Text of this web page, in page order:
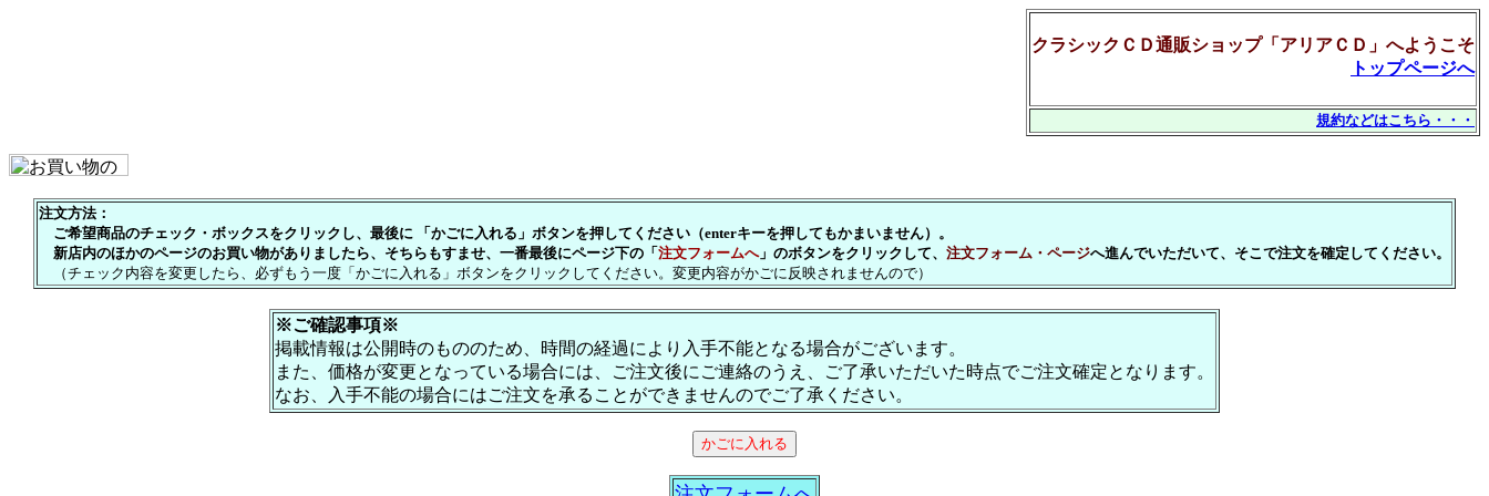
クラシックＣＤ通販ショップ「アリアＣＤ」へようこそ
トップページへ
規約などはこちら・・・
注文方法：
ご希望商品のチェック・ボックスをクリックし、最後に 「かごに入れる」ボタンを押してください（enterキーを押してもかまいません）。
新店内のほかのページのお買い物がありましたら、そちらもすませ、一番最後にページ下の「 注文フォームへ」のボタンをクリックして、 注文フォーム・ページへ進んでいただいて、そこで注文を確定してください。
（チェック内容を変更したら、必ずもう一度「かごに入れる」ボタンをクリックしてください。変更内容がかごに反映されませんので）
※ご確認事項※
掲載情報は公開時のもののため、時間の経過により入手不能となる場合がございます。
また、価格が変更となっている場合には、ご注文後にご連絡のうえ、ご了承いただいた時点でご注文確定となります。
なお、入手不能の場合にはご注文を承ることができませんのでご了承ください。